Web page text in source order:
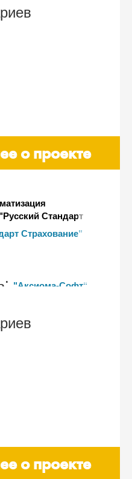
о проекте
Стандарт
на ЕПС и ОСБУ
Страхование"
"Аксиома-Софт"
о проекте